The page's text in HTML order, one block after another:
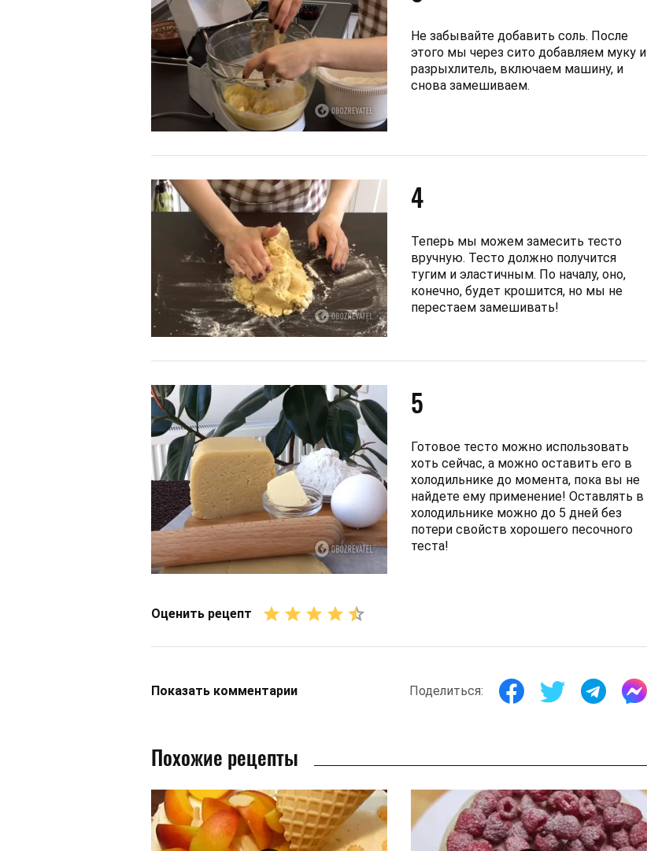
Не забывайте добавить соль. После
этого мы через сито добавляем муку и
разрыхлитель, включаем машину, и
снова замешиваем.
4
Теперь мы можем замесить тесто
вручную. Тесто должно получится
тугим и эластичным. По началу, оно,
конечно, будет крошится, но мы не
перестаем замешивать!
5
Готовое тесто можно использовать
хоть сейчас, а можно оставить его в
холодильнике до момента, пока вы не
найдете ему применение! Оставлять в
холодильнике можно до 5 дней без
потери свойств хорошего песочного
теста!
Оценить рецепт
Показать комментарии Поделиться:
Похожие рецепты